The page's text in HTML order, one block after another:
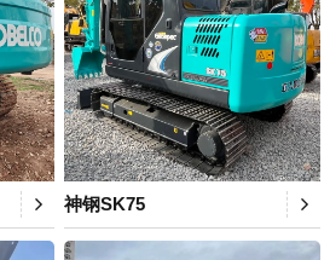
神钢SK75